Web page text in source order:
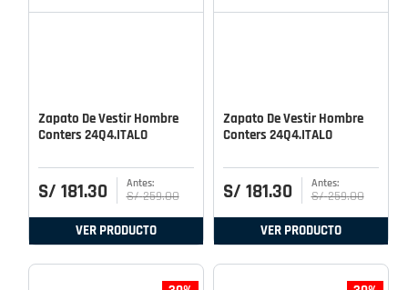
Zapato De Vestir Hombre
Conters 24Q4.ITALO
S/ 181.30 S/ 259.00
VER PRODUCTO
Zapato De Vestir Hombre
Conters 24Q4.ITALO
S/ 181.30 S/ 259.00
VER PRODUCTO